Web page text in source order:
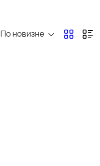
По новизне